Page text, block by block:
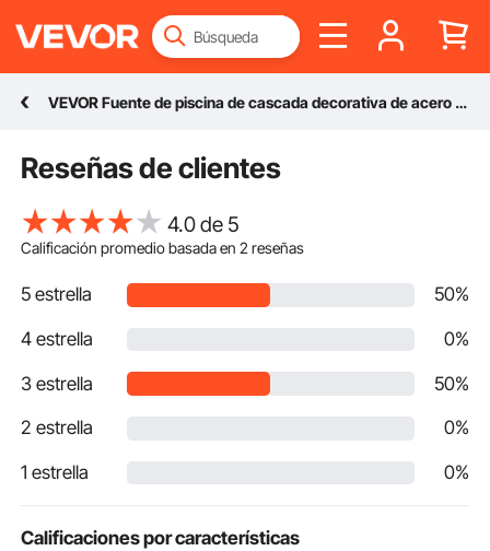
VEVOR Fuente de piscina de cascada decorativa de acero inoxidable de 59,1 "x 4,5" x 3,1 "con tira de luz LED para estanque de jardín en interiores y exteriores
Reseñas de clientes
4.0 de 5
Calificación promedio basada en2 reseñas
5 estrella 50%
4 estrella 0%
3 estrella 50%
2 estrella 0%
1 estrella 0%
Calificaciones por características